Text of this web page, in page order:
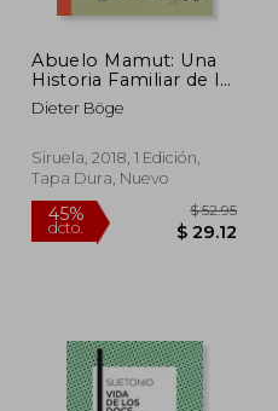
45% $
Abuelo Mamut: Una
Historia Familiar de la
Humanidad
Dieter Böge
Siruela, 2018, 1 Edición,
Tapa Dura, Nuevo